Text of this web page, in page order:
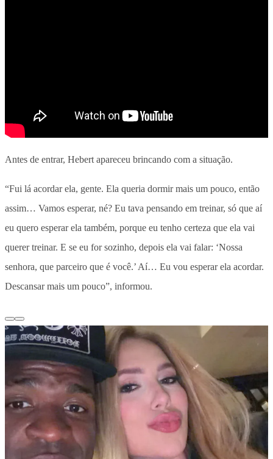
Antes de entrar, Hebert apareceu brincando com a situação.
“Fui lá acordar ela, gente. Ela queria dormir mais um pouco, então
assim… Vamos esperar, né? Eu tava pensando em treinar, só que aí
eu quero esperar ela também, porque eu tenho certeza que ela vai
querer treinar. E se eu for sozinho, depois ela vai falar: ‘Nossa
senhora, que parceiro que é você.’ Aí… Eu vou esperar ela acordar.
Descansar mais um pouco”, informou.